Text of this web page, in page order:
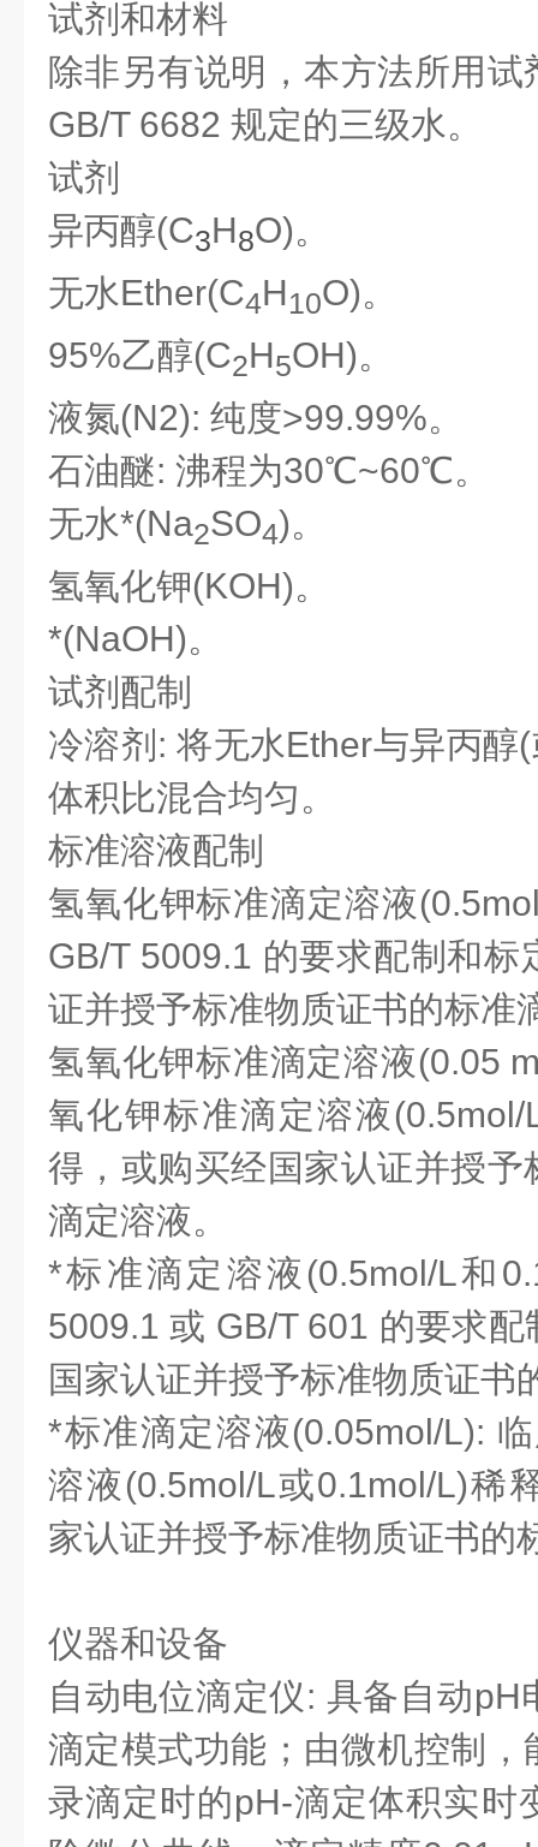
试剂和材料
除非另有说明，本方法所用
GB/T 6682 规定的三级水。
试剂
异丙醇(C3H8O)。
无水Ether(C4H10O)。
95%乙醇(C2H5OH)。
液氮(N2): 纯度>99.99%。
石油醚: 沸程为30℃~60℃。
无水*(Na2SO4)。
氢氧化钾(KOH)。
*(NaOH)。
试剂配制
冷溶剂: 将无水Ether与异丙醇
体积比混合均匀。
标准溶液配制
氢氧化钾标准滴定溶液
GB/T 5009.1 的要求配制和
证并授予标准物质证书的标准
氢氧化钾标准滴定溶液(0.05
氧化钾标准滴定溶液
得，或购买经国家认证并授
滴定溶液。
*标准滴定溶液(0.5mol/L和
5009.1 或 GB/T 601 的要求
国家认证并授予标准物质证书
*标准滴定溶液(0.05mol/L):
溶液(0.5mol/L或0.1mol/L)稀
家认证并授予标准物质证书的
仪器和设备
自动电位滴定仪: 具备自动pH
滴定模式功能；由微机控制
录滴定时的pH-滴定体积实时